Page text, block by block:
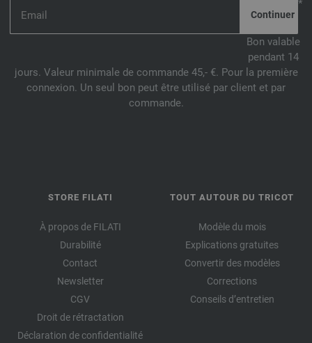
*
Bon valable
pendant 14
jours. Valeur minimale de commande 45,- €. Pour la première
connexion. Un seul bon peut être utilisé par client et par
commande.
STORE FILATI
À propos de FILATI
Durabilité
Contact
Newsletter
CGV
Droit de rétractation
Déclaration de confidentialité
TOUT AUTOUR DU TRICOT
Modèle du mois
Explications gratuites
Convertir des modèles
Corrections
Conseils d’entretien